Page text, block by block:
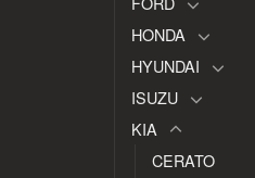
HONDA
HYUNDAI
ISUZU
KIA
CERATO